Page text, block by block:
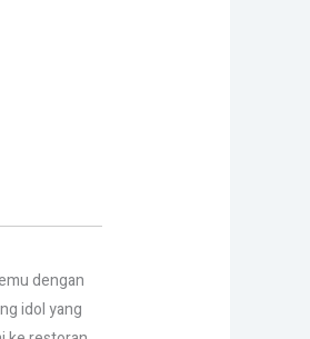
dengan
idol yang